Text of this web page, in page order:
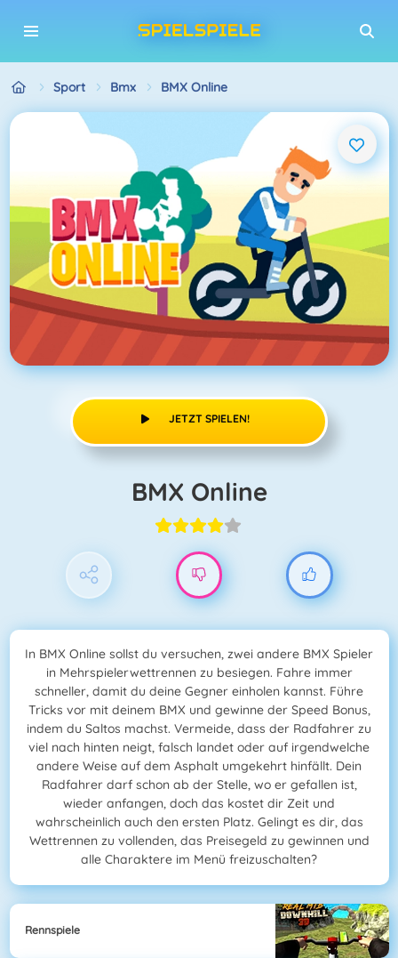
Sport Bmx BMX Online
JETZT SPIELEN!
BMX Online
In BMX Online sollst du versuchen, zwei andere BMX Spieler
in Mehrspielerwettrennen zu besiegen. Fahre immer
schneller, damit du deine Gegner einholen kannst. Führe
Tricks vor mit deinem BMX und gewinne der Speed Bonus,
indem du Saltos machst. Vermeide, dass der Radfahrer zu
viel nach hinten neigt, falsch landet oder auf irgendwelche
andere Weise auf dem Asphalt umgekehrt hinfällt. Dein
Radfahrer darf schon ab der Stelle, wo er gefallen ist,
wieder anfangen, doch das kostet dir Zeit und
wahrscheinlich auch den ersten Platz. Gelingt es dir, das
Wettrennen zu vollenden, das Preisegeld zu gewinnen und
alle Charaktere im Menü freizuschalten?
Rennspiele